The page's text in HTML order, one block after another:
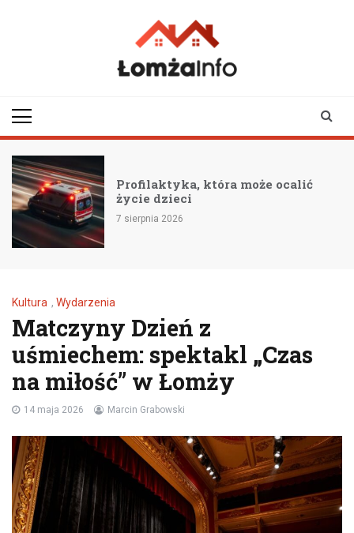
Profilaktyka, która może ocalić
życie dzieci
7 sierpnia 2026
Kultura , Wydarzenia
Matczyny Dzień z
uśmiechem: spektakl „Czas
na miłość” w Łomży
14 maja 2026 Marcin Grabowski